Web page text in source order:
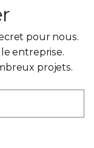
pour nous.
entreprise.
projets.